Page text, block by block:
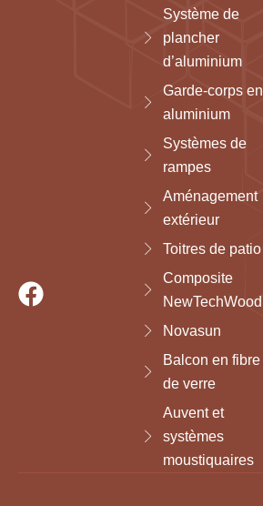
Système de
plancher
d’aluminium
Garde-corps en
aluminium
Systèmes de
rampes
Aménagement
extérieur
Toitres de patio
Composite
NewTechWood
Novasun
Balcon en fibre
de verre
Auvent et
systèmes
moustiquaires